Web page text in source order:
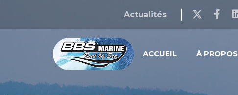
Actualités
ACCUEIL À PROPOS